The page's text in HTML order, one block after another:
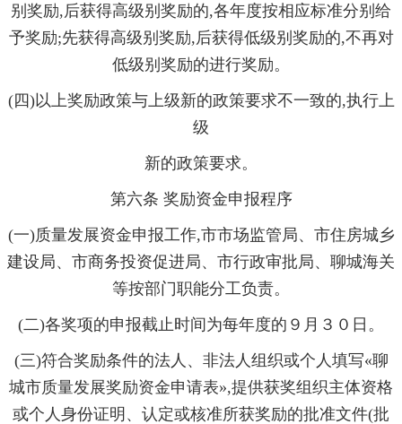
别奖励,后获得高级别奖励的,各年度按相应标准分别给
予奖励;先获得高级别奖励,后获得低级别奖励的,不再对
低级别奖励的进行奖励。
(四)以上奖励政策与上级新的政策要求不一致的,执行上
级
新的政策要求。
第六条 奖励资金申报程序
(一)质量发展资金申报工作,市市场监管局、市住房城乡
建设局、市商务投资促进局、市行政审批局、聊城海关
等按部门职能分工负责。
(二)各奖项的申报截止时间为每年度的９月３０日。
(三)符合奖励条件的法人、非法人组织或个人填写«聊
城市质量发展奖励资金申请表»,提供获奖组织主体资格
或个人身份证明、认定或核准所获奖励的批准文件(批